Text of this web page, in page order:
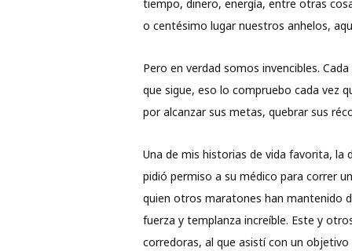
tiempo, dinero, energía, entre otras
o centésimo lugar nuestros anhelos,
Pero en verdad somos invencibles.
que sigue, eso lo compruebo cada vez
por alcanzar sus metas, quebrar sus
Una de mis historias de vida favorita, la
pidió permiso a su médico para correr
quien otros maratones han mantenido
fuerza y templanza increíble. Este y
corredoras, al que asistí con un